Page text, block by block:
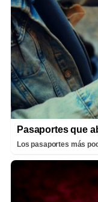
Pasaportes que
Los pasaportes más